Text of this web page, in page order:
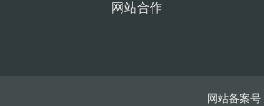
网站合作
网站备案号